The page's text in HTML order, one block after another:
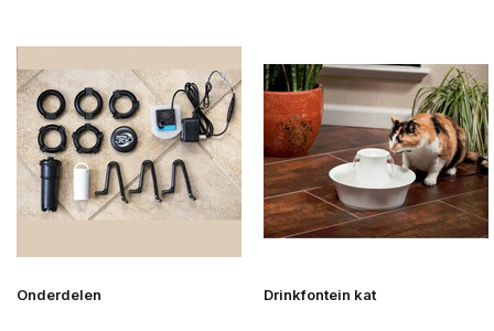
Onderdelen Drinkfontein kat